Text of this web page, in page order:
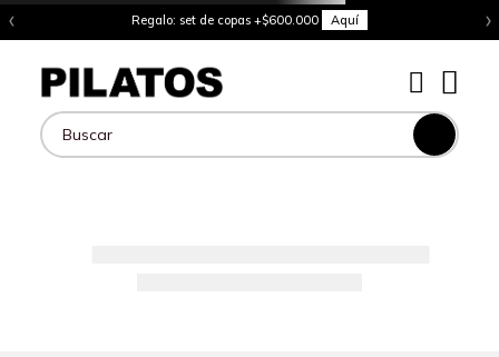
‹ Regalo: set de copas +$600.000 Aquí ›
Buscar